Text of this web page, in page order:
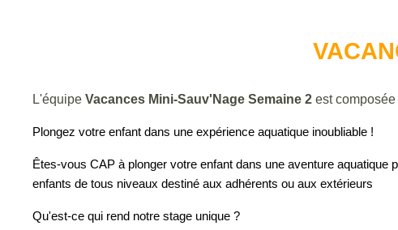
L'équipe Vacances Mini-Sauv'Nage Semaine 2 est
Plongez votre enfant dans une expérience aquatique inoubliable !
Êtes-vous CAP à plonger votre enfant dans une aventure aquatique
enfants de tous niveaux destiné aux adhérents ou aux extérieurs
Qu'est-ce qui rend notre stage unique ?